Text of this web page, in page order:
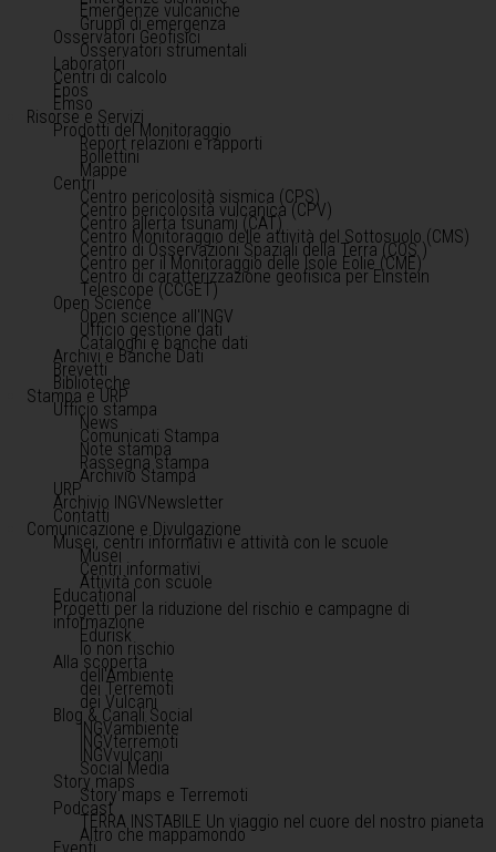
Emergenze vulcaniche
Gruppi di emergenza
Osservatori Geofisici
Osservatori strumentali
Laboratori
Centri di calcolo
Epos
Emso
Risorse e Servizi
Prodotti del Monitoraggio
Report relazioni e rapporti
Bollettini
Mappe
Centri
Centro pericolosità sismica (CPS)
Centro pericolosità vulcanica (CPV)
Centro allerta tsunami (CAT)
Centro Monitoraggio delle attività del Sottosuolo (CMS)
Centro di Osservazioni Spaziali della Terra (COS )
Centro per il Monitoraggio delle Isole Eolie (CME)
Centro di caratterizzazione geofisica per Einstein
Telescope (CCGET)
Open Science
Open science all'INGV
Ufficio gestione dati
Cataloghi e banche dati
Archivi e Banche Dati
Brevetti
Biblioteche
Stampa e URP
Ufficio stampa
News
Comunicati Stampa
Note stampa
Rassegna stampa
Archivio Stampa
URP
Archivio INGVNewsletter
Contatti
Comunicazione e Divulgazione
Musei, centri informativi e attività con le scuole
Musei
Centri informativi
Attività con scuole
Educational
Progetti per la riduzione del rischio e campagne di
informazione
Edurisk
Io non rischio
Alla scoperta
dell'Ambiente
dei Terremoti
dei Vulcani
Blog & Canali Social
INGVambiente
INGVterremoti
INGVvulcani
Social Media
Story maps
Story maps e Terremoti
Podcast
TERRA INSTABILE Un viaggio nel cuore del nostro pianeta
Altro che mappamondo
Eventi